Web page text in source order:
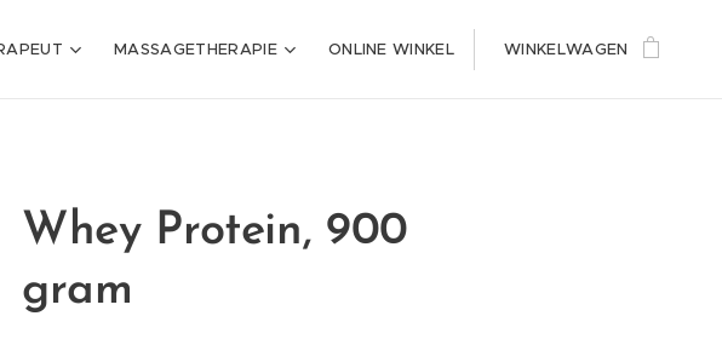
MASSAGETHERAPIE ONLINE WINKEL WINKELWAGEN
Whey Protein, 900
gram